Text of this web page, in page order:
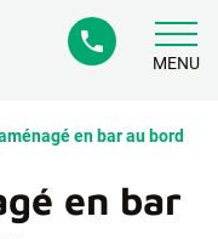
phone
MENU
en bar au bord
en bar